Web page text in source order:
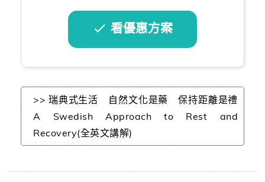
看優惠方案
>> 瑞典式生活 自然文化是藥 保持距離是禮
A Swedish Approach to Rest and
Recovery(全英文講解)